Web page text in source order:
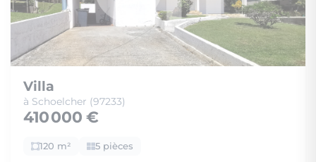
Villa
à Schoelcher (97233)
410 000 €
120 m² 5 pièces